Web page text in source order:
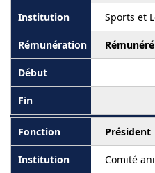
Sports et
Rémunéré
Président
Comité